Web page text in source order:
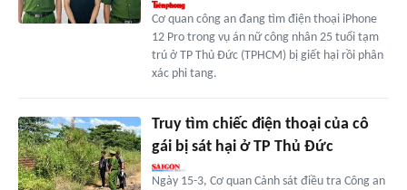
Cơ quan công an đang tìm điện thoại iPhone
12 Pro trong vụ án nữ công nhân 25 tuổi tạm
trú ở TP Thủ Đức (TPHCM) bị giết hại rồi phân
xác phi tang.
Truy tìm chiếc điện thoại của cô
gái bị sát hại ở TP Thủ Đức
Ngày 15-3, Cơ quan Cảnh sát điều tra Công an